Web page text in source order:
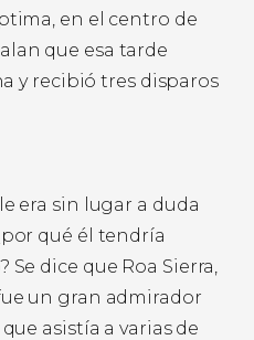
en el centro de
que esa tarde
y recibió tres disparos
era sin lugar a duda
qué él tendría
dice que Roa Sierra,
un gran admirador
asistía a varias de